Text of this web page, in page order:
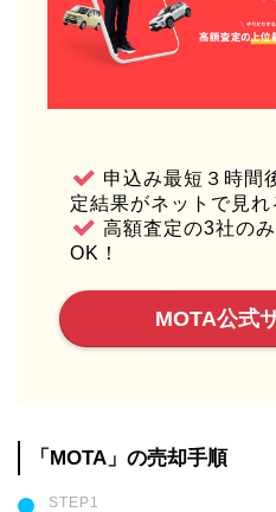
申込み最短３時間
定結果がネットで見れ
高額査定の3社の
OK！
MOTA公式
「MOTA」の売却手順
STEP1